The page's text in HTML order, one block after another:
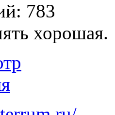
783
хорошая.